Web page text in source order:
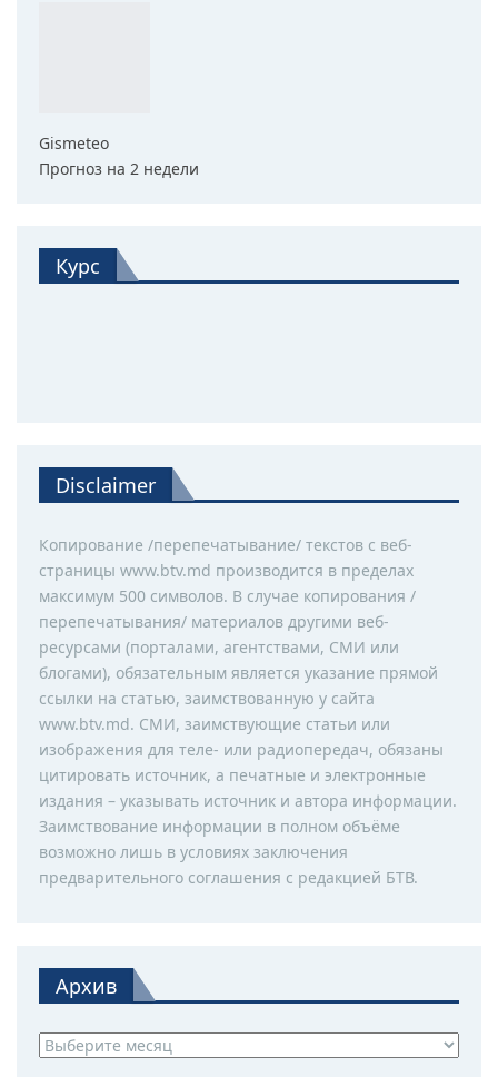
Gismeteo
Прогноз на 2 недели
Курс
Disclaimer
Копирование /перепечатывание/ текстов с веб-
страницы www.btv.md производится в пределах
максимум 500 символов. В случае копирования /
перепечатывания/ материалов другими веб-
ресурсами (порталами, агентствами, СМИ или
блогами), обязательным является указание прямой
ссылки на статью, заимствованную у сайта
www.btv.md. СМИ, заимствующие статьи или
изображения для теле- или радиопередач, обязаны
цитировать источник, а печатные и электронные
издания – указывать источник и автора информации.
Заимствование информации в полном объёме
возможно лишь в условиях заключения
предварительного соглашения с редакцией БТВ.
Архив
Архив